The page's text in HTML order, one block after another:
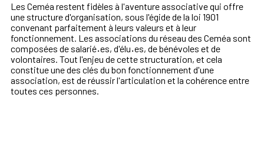
Les Ceméa restent fidèles à l'aventure associative qui offre
une structure d'organisation, sous l'égide de la loi 1901
convenant parfaitement à leurs valeurs et à leur
fonctionnement. Les associations du réseau des Ceméa sont
composées de salarié·es, d'élu·es, de bénévoles et de
volontaires. Tout l'enjeu de cette structuration, et cela
constitueune des clés du bon fonctionnement d'une
association, est de réussirl'articulation et la cohérence entre
toutes ces personnes.